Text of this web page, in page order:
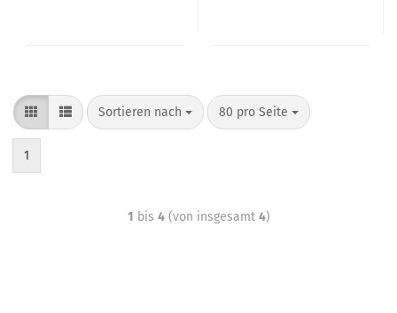
Sortieren nach 80 pro Seite
1
1 bis 4(von insgesamt 4)